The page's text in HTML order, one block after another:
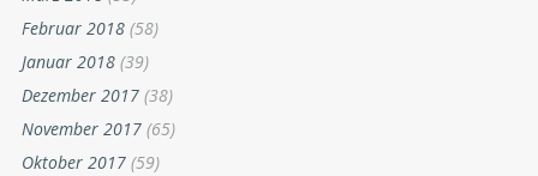
Februar 2018 (58)
Januar 2018 (39)
Dezember 2017 (38)
November 2017 (65)
Oktober 2017 (59)